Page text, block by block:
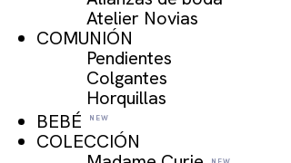
Atelier Novias
COMUNIÓN
Pendientes
Colgantes
Horquillas
BEBÉ
COLECCIÓN